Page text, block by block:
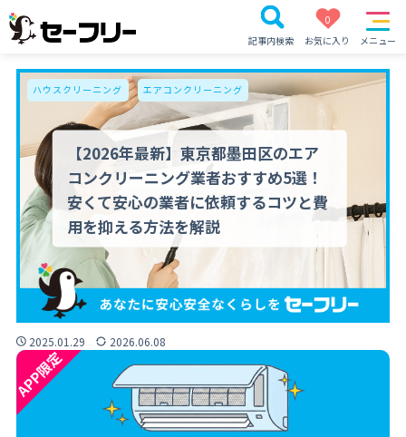
記事内検索
0
お気に入り
メニュー
【2026年最新】東京都墨田区のエア
コンクリーニング業者おすすめ5選！
安くて安心の業者に依頼するコツと費
用を抑える方法を解説
ハウスクリーニング エアコンクリーニング
2025.01.29 2026.06.08